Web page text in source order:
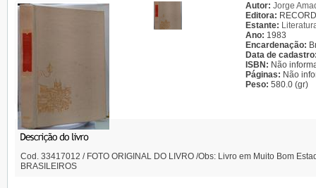
Autor: Jorge
Editora: RECORD
Estante:
Ano: 1983
Encardenação:
Data de
ISBN: Não
Páginas: Não
Peso: 580.0 (gr)
Cod. 33417012 / FOTO ORIGINAL DO LIVRO /Obs: Livro em Muito Bom
BRASILEIROS